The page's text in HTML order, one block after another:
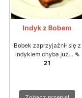
Indyk z Bobem
Bobek zaprzyjaźnił się z
indykiem chyba już... ⇖
21